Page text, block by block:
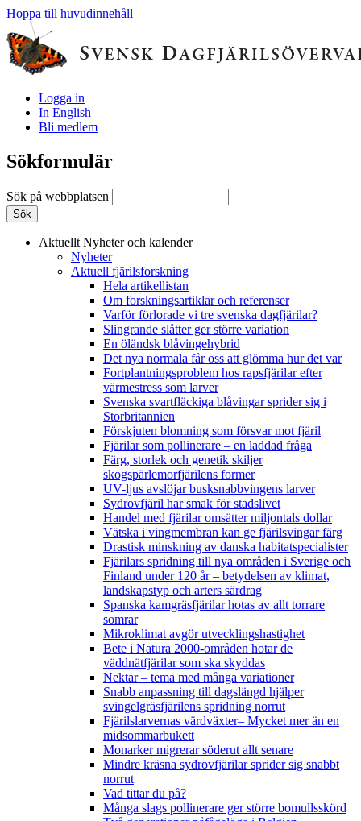
Hoppa till huvudinnehåll
Logga in
In English
Bli medlem
Sökformulär
Sök på webbplatsen
Aktuellt Nyheter och kalender
Nyheter
Aktuell fjärilsforskning
Hela artikellistan
Om forskningsartiklar och referenser
Varför förlorade vi tre svenska dagfjärilar?
Slingrande slåtter ger större variation
En öländsk blåvingehybrid
Det nya normala får oss att glömma hur det var
Fortplantningsproblem hos rapsfjärilar efter
värmestress som larver
Svenska svartfläckiga blåvingar sprider sig i
Storbritannien
Förskjuten blomning som försvar mot fjäril
Fjärilar som pollinerare – en laddad fråga
Färg, storlek och genetik skiljer
skogspärlemorfjärilens former
UV-ljus avslöjar busksnabbvingens larver
Sydrovfjäril har smak för stadslivet
Handel med fjärilar omsätter miljontals dollar
Vätska i vingmembran kan ge fjärilsvingar färg
Drastisk minskning av danska habitatspecialister
Fjärilars spridning till nya områden i Sverige och
Finland under 120 år– betydelsen av klimat,
landskapstyp och arters särdrag
Spanska kamgräsfjärilar hotas av allt torrare
somrar
Mikroklimat avgör utvecklingshastighet
Bete i Natura 2000-områden hotar de
väddnätfjärilar som ska skyddas
Nektar – tema med många variationer
Snabb anpassning till dagslängd hjälper
svingelgräsfjärilens spridning norrut
Fjärilslarvernas värdväxter– Mycket mer än en
midsommarbukett
Monarker migrerar söderut allt senare
Mindre kräsna sydrovfjärilar sprider sig snabbt
norrut
Vad tittar du på?
Många slags pollinerare ger större bomullsskörd